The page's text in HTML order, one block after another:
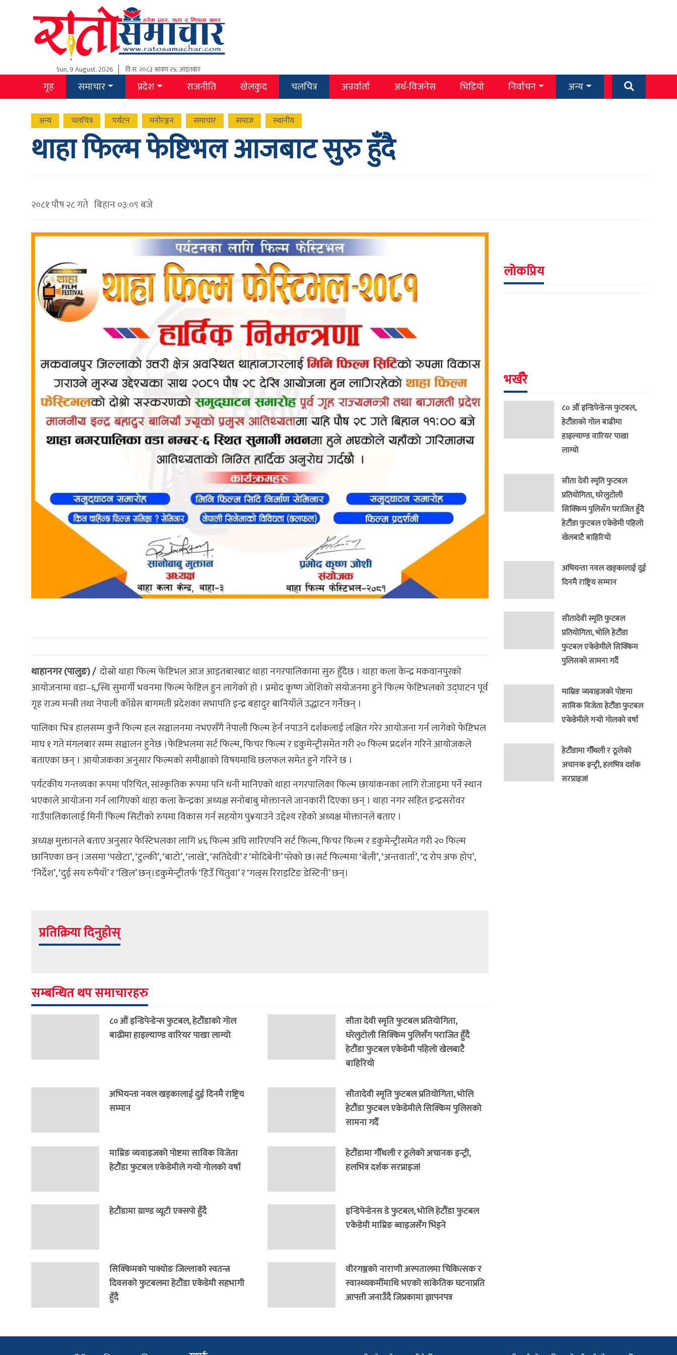
Sun, 9 August, 2026 वि.स.२०८३ श्रावण २४, आइतबार
गृह समाचार प्रदेश राजनीति खेलकुद चलचित्र अन्रर्वार्ता अर्थ-विजनेस भिडियो निर्वाचन अन्य
अन्य चलचित्र पर्यटन मनोरञ्जन समाचार समाज स्थानीय
थाहा फिल्म फेष्टिभल आजबाट सुुरु हुँदै
२०८१ पौष २८ गते बिहान ०३:०९ बजे
थाहानगर (पालुङ) / दोस्रो थाहा फिल्म फेष्टिभल आज आइतबारबाट थाहा नगरपालिकामा सुरु हुँदैछ । थाहा कला केन्द्र मकवानपुरको
आयोजनामा वडा–६,स्थि सुमार्गी भवनमा फिल्म फेष्टिल हुन लागेको हो । प्रमोद कृष्ण जोशिको संयोजनमा हुने फिल्म फेष्टिभलको उद्घाटन पूर्व
गृह राज्य मन्त्री तथा नेपाली काँग्रेस बागमती प्रदेशका सभापति इन्द्र बहादुर बानियाँले उद्धाटन गर्नेछन् ।
पालिका भित्र हालसम्म कुनै फिल्म हल सञ्चालनमा नभएसँगै नेपाली फिल्म हेर्न नपाउने दर्शकलाई लक्षित गरेर आयोजना गर्न लागेको फेष्टिभल
माघ १ गते मंगलबार सम्म सञ्चालन हुनेछ ।फेष्टिभलमा सर्ट फिल्म, फिचर फिल्म र डकुमेन्ट्रीसमेत गरी २० फिल्म प्रदर्शन गरिने आयोजकले
बताएका छन् । आयोजकका अनुसार फिल्मको समीक्षाको विषयमाथि छलफल समेत हुने गरिने छ ।
पर्यटकीय गन्तव्यका रूपमा परिचित, सांस्कृतिक रूपमा पनि धनी मानिएको थाहा नगरपालिका फिल्म छायांकनका लागि रोजाइमा पर्ने स्थान
भएकाले आयोजना गर्न लागिएको थाहा कला केन्द्रका अध्यक्ष सनोबाबु मोक्तानले जानकारी दिएका छन् । थाहा नगर सहित इन्द्रसरोवर
गाउँपालिकालाई मिनी फिल्म सिटीको रुपमा विकास गर्न सहयोग पु¥याउने उद्देश्य रहेको अध्यक्ष मोक्तानले बताए ।
अध्यक्ष मुक्तानले बताए अनुसार फेस्टिभलका लागि ४६ फिल्म अघि सारिएपनि सर्ट फिल्म, फिचर फिल्म र डकुमेन्ट्रीसमेत गरी २० फिल्म
छानिएका छन् ।जसमा ‘पखेटा’, ‘टुल्की’, ‘बाटो’, ‘लाखे’, ‘सतिदेवी’ र ‘मोदिबेनी’ परेको छ।सर्ट फिल्ममा ‘बेली’, ‘अन्तवार्ता’, ‘द रोप अफ होप’,
‘निर्देश’, ‘दुई सय रुपैयाँ’ र ‘खिल’ छन्।डकुमेन्ट्रीतर्फ ‘हिउँ चितुवा’ र ‘गल्र्स रिराइटिङ डेस्टिनी’ छन्।
प्रतिक्रिया दिनुहोस्
सम्बन्धित थप समाचारहरु
८० औं इन्डिपेन्डेन्स फुटबल, हेटौंडाको गोल
बाढीमा हाइल्याण्ड वारियर पाखा लाग्यो
सीता देवी स्मृति फुटबल प्रतियोगिता,
घरेलुटोली सिक्किम पुलिसँग पराजित हुँदै
हेटौंडा फुटबल एकेडेमी पहिलो खेलबाटै
बाहिरियो
अभियन्ता नवल खड्कालाई दुई दिनमै राष्ट्रिय
सम्मान
सीतादेवी स्मृति फुटबल प्रतियोगिता, भोलि
हेटौंडा फुटबल एकेडेमीले सिक्किम पुलिसको
सामना गर्दै
माम्रिङ व्यवाइजको पोष्टमा साविक विजेता
हेटौंडा फुटबल एकेडेमीले गर्‍यो गोलको वर्षा
हेटौंडामा गौँथली र ठूलेको अचानक इन्ट्री,
हलभित्र दर्शक सरप्राइज!
हेटौंडामा ग्राण्ड व्यूटी एक्सपो हुँदै
इन्डिपेन्डेनस डे फुटबल, भोलि हेटौंडा फुटबल
एकेडेमी माम्रिङ ब्वाइजसँग भिड्ने
सिक्किमको पाक्योङ जिल्लाको स्वतन्त्र
दिवसको फुटबलमा हेटौंडा एकेडेमी सहभागी
हुँदै
वीरगञ्जको नाराणी अस्पतालमा चिकित्सक र
स्वास्थ्यकर्मीमाथि भएको सांकेतिक घटनाप्रति
आपत्ती जनाउँदै जिप्रकामा ज्ञापनपत्र
लोकप्रिय
भर्खरै
८० औं इन्डिपेन्डेन्स फुटबल,
हेटौंडाको गोल बाढीमा
हाइल्याण्ड वारियर पाखा
लाग्यो
सीता देवी स्मृति फुटबल
प्रतियोगिता, घरेलुटोली
सिक्किम पुलिसँग पराजित हुँदै
हेटौंडा फुटबल एकेडेमी पहिलो
खेलबाटै बाहिरियो
अभियन्ता नवल खड्कालाई दुई
दिनमै राष्ट्रिय सम्मान
सीतादेवी स्मृति फुटबल
प्रतियोगिता, भोलि हेटौंडा
फुटबल एकेडेमीले सिक्किम
पुलिसको सामना गर्दै
माम्रिङ व्यवाइजको पोष्टमा
साविक विजेता हेटौंडा फुटबल
एकेडेमीले गर्‍यो गोलको वर्षा
हेटौंडामा गौँथली र ठूलेको
अचानक इन्ट्री, हलभित्र दर्शक
सरप्राइज!